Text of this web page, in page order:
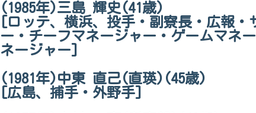
(1985年)三島 輝史(41歳)
[ロッテ、横浜、投手・副寮長・広報・
ー・チーフマネージャー・ゲームマネ
ネージャー]
(1981年)中東 直己(直瑛)(45歳)
[広島、捕手・外野手]